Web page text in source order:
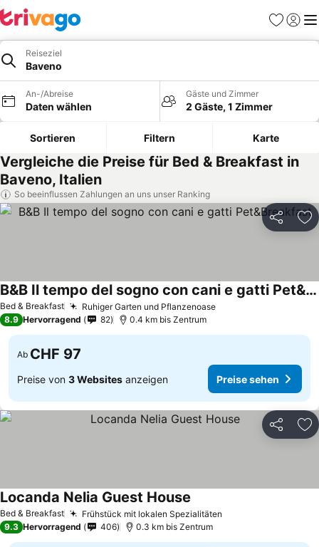
Favoriten
Reiseziel
Baveno
An-/Abreise
Daten wählen
Gäste und Zimmer
2 Gäste, 1 Zimmer
Sortieren Filtern Karte
Vergleiche die Preise für Bed & Breakfast in
Baveno, Italien
So beeinflussen Zahlungen an uns unser Ranking
Teilen
Bed & Breakfast Ruhiger Garten und Pflanzenoase
B&B Il tempo del sogno con cani e gatti Pet&Breakfast
8.9 Hervorragend 82 0.4 km bis Zentrum
Ab CHF 97
Preise von 3 Websites anzeigen Preise sehen
Teilen
Bed & Breakfast Frühstück mit lokalen Spezialitäten
Locanda Nelia Guest House
9.3 Hervorragend 406 0.3 km bis Zentrum